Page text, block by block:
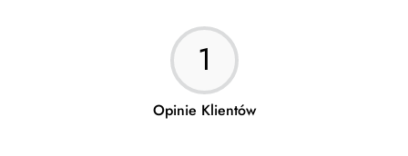
1
Opinie Klientów
robić zakupy do mojego ogrodu👍